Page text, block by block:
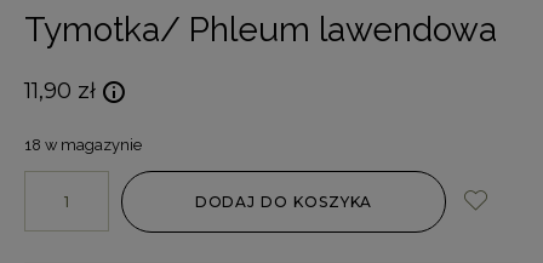
Tymotka/ Phleum lawendowa
11,90 zł
18 w magazynie
DODAJ DO KOSZYKA